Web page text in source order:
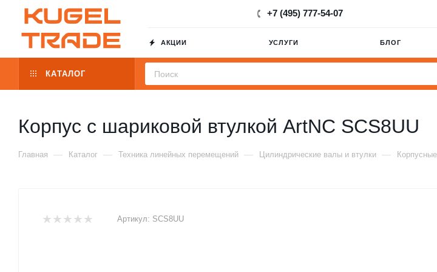
+7 (495) 777-54-07
АКЦИИ УСЛУГИ БЛОГ
КАТАЛОГ
Корпус с шариковой втулкой ArtNC SCS8UU
Главная — Каталог — Техника линейных перемещений — Цилиндрические валы и втулки —
Артикул: SCS8UU